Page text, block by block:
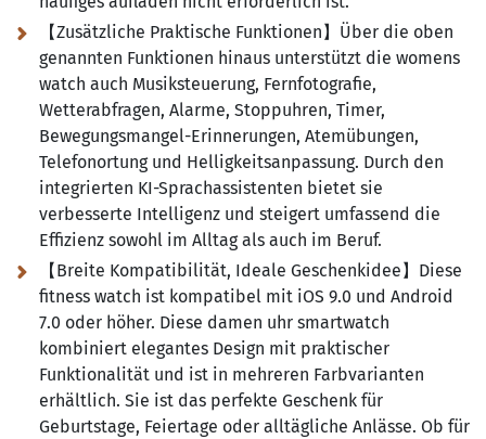
【Zusätzliche Praktische Funktionen】Über die oben
genannten Funktionen hinaus unterstützt die womens
watch auch Musiksteuerung, Fernfotografie,
Wetterabfragen, Alarme, Stoppuhren, Timer,
Bewegungsmangel-Erinnerungen, Atemübungen,
Telefonortung und Helligkeitsanpassung. Durch den
integrierten KI-Sprachassistenten bietet sie
verbesserte Intelligenz und steigert umfassend die
Effizienz sowohl im Alltag als auch im Beruf.
【Breite Kompatibilität, Ideale Geschenkidee】Diese
fitness watch ist kompatibel mit iOS 9.0 und Android
7.0 oder höher. Diese damen uhr smartwatch
kombiniert elegantes Design mit praktischer
Funktionalität und ist in mehreren Farbvarianten
erhältlich. Sie ist das perfekte Geschenk für
Geburtstage, Feiertage oder alltägliche Anlässe. Ob für